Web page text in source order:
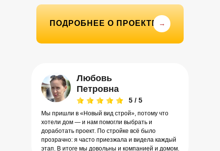
Любовь
Петровна
5 / 5
Мы пришли в «Новый вид строй», потому что
хотели дом — и нам помогли выбрать и
доработать проект. По стройке всё было
прозрачно: я часто приезжала и видела каждый
этап. В итоге мы довольны и компанией и домом.
ПОДРОБНЕЕ О ПРОЕКТЕ →